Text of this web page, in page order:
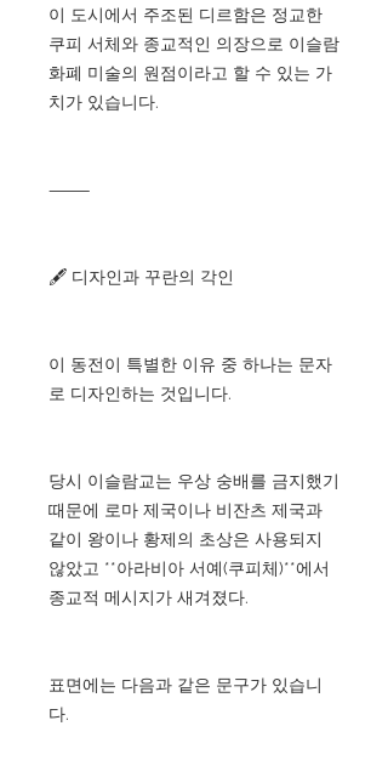
이 도시에서 주조된 디르함은 정교한
쿠피 서체와 종교적인 의장으로 이슬람
화폐 미술의 원점이라고 할 수 있는 가
치가 있습니다.
⸻
🖋️ 디자인과 꾸란의 각인
이 동전이 특별한 이유 중 하나는 문자
로 디자인하는 것입니다.
당시 이슬람교는 우상 숭배를 금지했기
때문에 로마 제국이나 비잔츠 제국과
같이 왕이나 황제의 초상은 사용되지
않았고 **아라비아 서예(쿠피체)**에서
종교적 메시지가 새겨졌다.
표면에는 다음과 같은 문구가 있습니
다.